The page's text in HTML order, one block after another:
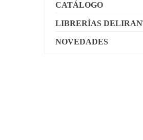
CATÁLOGO
LIBRERÍAS
NOVEDADES